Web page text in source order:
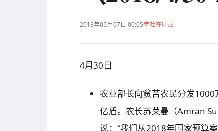
2018年05月07日 00:05老杜在印尼
4月30日
农业部长向贫苦农民分发
亿盾。农长苏莱曼（Amran
说：“我们从2018年国家预算